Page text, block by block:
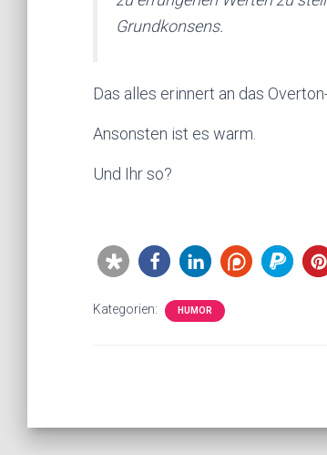
Grundkonsens.
Das alles erinnert an das
Ansonsten ist es warm.
Und Ihr so?
Kategorien: HUMOR